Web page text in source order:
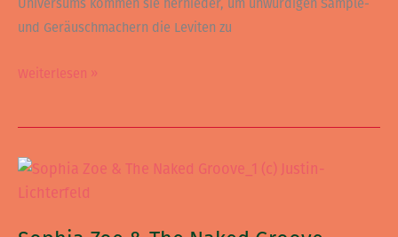
und Geräuschmachern die Leviten zu
Weiterlesen »
Sophia
Zoe